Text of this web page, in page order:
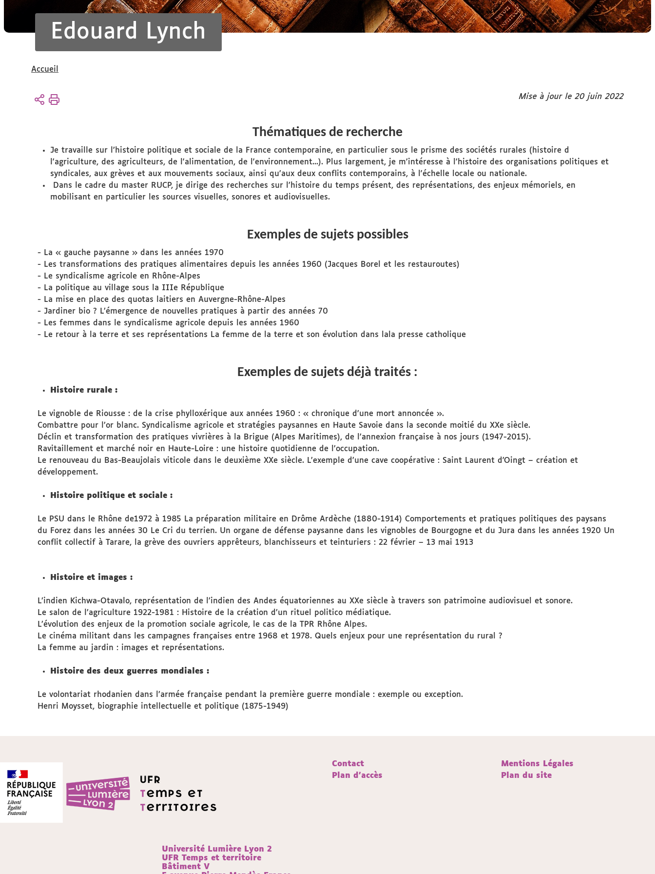
Edouard Lynch
Vous
ici :
Accueil
Mise à jour le 20 juin 2022
Thématiques de recherche
Je travaille sur l’histoire politique et sociale de la France contemporaine, en particulier sous le prisme des sociétés rurales (histoire d
l'agriculture, des agriculteurs, de l'alimentation, de l'environnement...). Plus largement, je m’intéresse à l’histoire des organisations politiques et
syndicales, aux grèves et aux mouvements sociaux, ainsi qu’aux deux conflits contemporains, à l'échelle locale ou nationale.
Dans le cadre du master RUCP, je dirige des recherches sur l’histoire du temps présent, des représentations, des enjeux mémoriels, en
mobilisant en particulier les sources visuelles, sonores et audiovisuelles.
Exemples de sujets possibles
- La « gauche paysanne » dans les années 1970
- Les transformations des pratiques alimentaires depuis les années 1960 (Jacques Borel et les restauroutes)
- Le syndicalisme agricole en Rhône-Alpes
- La politique au village sous la IIIe République
- La mise en place des quotas laitiers en Auvergne-Rhône-Alpes
- Jardiner bio ? L’émergence de nouvelles pratiques à partir des années 70
- Les femmes dans le syndicalisme agricole depuis les années 1960
- Le retour à la terre et ses représentations La femme de la terre et son évolution dans lala presse catholique
Exemples de sujets déjà traités :
Histoire rurale :
Le vignoble de Riousse : de la crise phylloxérique aux années 1960 : « chronique d’une mort annoncée ».
Combattre pour l’or blanc. Syndicalisme agricole et stratégies paysannes en Haute Savoie dans la seconde moitié du XXe siècle.
Déclin et transformation des pratiques vivrières à la Brigue (Alpes Maritimes), de l’annexion française à nos jours (1947-2015).
Ravitaillement et marché noir en Haute-Loire : une histoire quotidienne de l’occupation.
Le renouveau du Bas-Beaujolais viticole dans le deuxième XXe siècle. L’exemple d’une cave coopérative : Saint Laurent d’Oingt – création et
développement.
Histoire politique et sociale :
Le PSU dans le Rhône de1972 à 1985 La préparation militaire en Drôme Ardèche (1880-1914) Comportements et pratiques politiques des paysans
du Forez dans les années 30 Le Cri du terrien. Un organe de défense paysanne dans les vignobles de Bourgogne et du Jura dans les années 1920 Un
conflit collectif à Tarare, la grève des ouvriers apprêteurs, blanchisseurs et teinturiers : 22 février – 13 mai 1913
Histoire et images :
L’indien Kichwa-Otavalo, représentation de l’indien des Andes équatoriennes au XXe siècle à travers son patrimoine audiovisuel et sonore.
Le salon de l’agriculture 1922-1981 : Histoire de la création d’un rituel politico médiatique.
L’évolution des enjeux de la promotion sociale agricole, le cas de la TPR Rhône Alpes.
Le cinéma militant dans les campagnes françaises entre 1968 et 1978. Quels enjeux pour une représentation du rural ?
La femme au jardin : images et représentations.
Histoire des deux guerres mondiales :
Le volontariat rhodanien dans l’armée française pendant la première guerre mondiale : exemple ou exception.
Henri Moysset, biographie intellectuelle et politique (1875-1949)
Contact
Mentions Légales
Plan d'accès
Plan du site
Université Lumière Lyon 2
UFR Temps et territoire
Bâtiment V